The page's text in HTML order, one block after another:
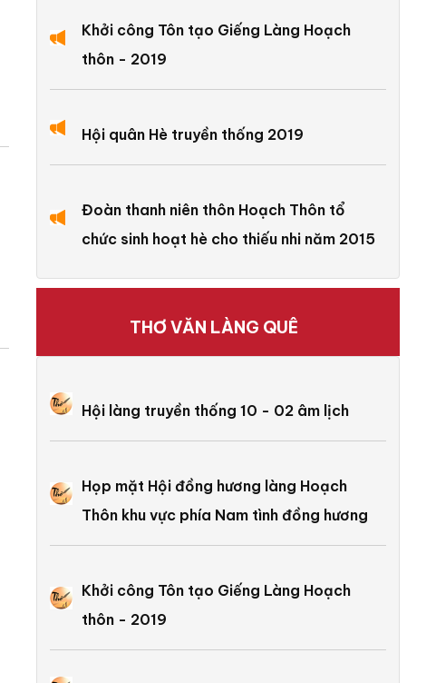
Khởi công Tôn tạo Giếng Làng Hoạch
thôn - 2019
Hội quân Hè truyền thống 2019
Đoàn thanh niên thôn Hoạch Thôn tổ
chức sinh hoạt hè cho thiếu nhi năm 2015
THƠ VĂN LÀNG QUÊ
Hội làng truyền thống 10 - 02 âm lịch
Họp mặt Hội đồng hương làng Hoạch
Thôn khu vực phía Nam tình đồng hương
Khởi công Tôn tạo Giếng Làng Hoạch
thôn - 2019